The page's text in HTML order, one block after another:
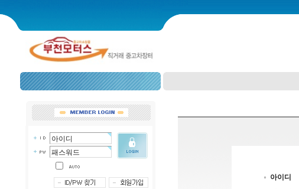
아이디